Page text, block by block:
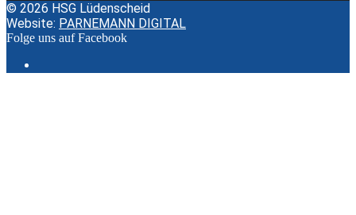
© 2026 HSG Lüdenscheid
Website: PARNEMANN DIGITAL
Folge uns auf Facebook